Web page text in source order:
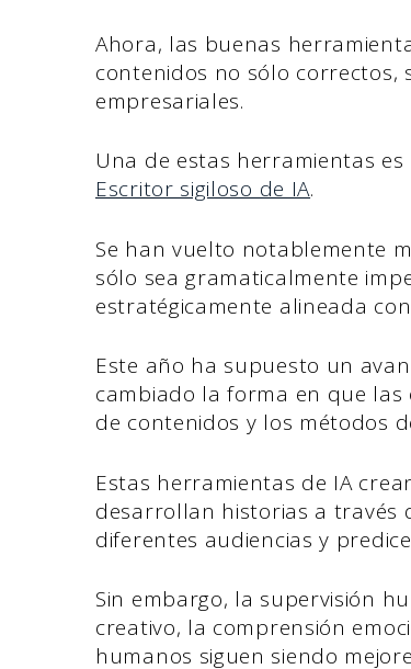
Ahora, las buenas
contenidos no sólo correctos,
empresariales.
Una de estas herramientas
Escritor sigiloso de IA.
Se han vuelto notablemente
sólo sea gramaticalmente
estratégicamente alineada
Este año ha supuesto un
cambiado la forma en que
de contenidos y los métodos
Estas herramientas de IA
desarrollan historias a través
diferentes audiencias y
Sin embargo, la supervisión
creativo, la comprensión
humanos siguen siendo